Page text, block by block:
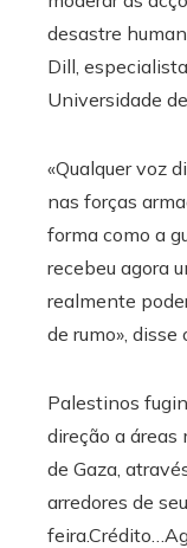
desastre
Dill,
Universidade
«Qualquer voz
nas forças
forma como a
recebeu agora
realmente
de rumo», disse
Palestinos
direção a áreas
de Gaza,
arredores de
feira.Crédito…